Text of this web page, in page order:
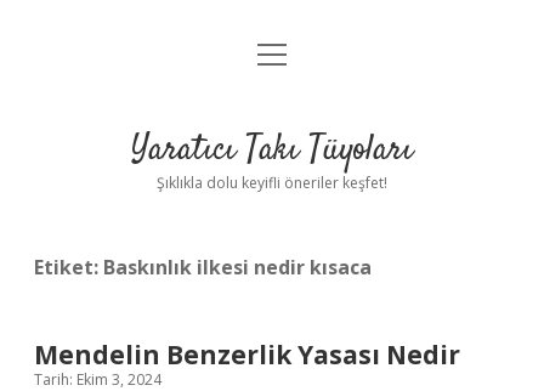
Anasayfa
Yasal Uyarı
menüyü
Yaratıcı Takı Tüyoları
Şıklıkla dolu keyifli öneriler keşfet!
Etiket: Baskınlık ilkesi nedir kısaca
Mendelin Benzerlik Yasası Nedir
Tarih: Ekim 3, 2024